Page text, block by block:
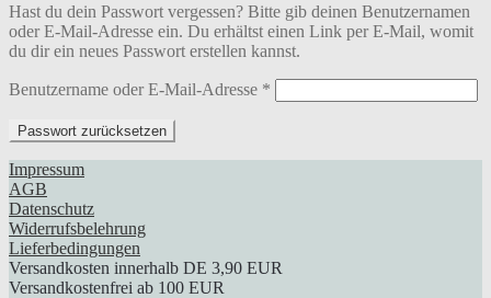
Hast du dein Passwort vergessen? Bitte gib deinen Benutzernamen
oder E-Mail-Adresse ein. Du erhältst einen Link per E-Mail, womit
du dir ein neues Passwort erstellen kannst.
Benutzername oder E-Mail-Adresse *
Passwort zurücksetzen
Impressum
AGB
Datenschutz
Widerrufsbelehrung
Lieferbedingungen
Versandkosten innerhalb DE 3,90 EUR
Versandkostenfrei ab 100 EUR